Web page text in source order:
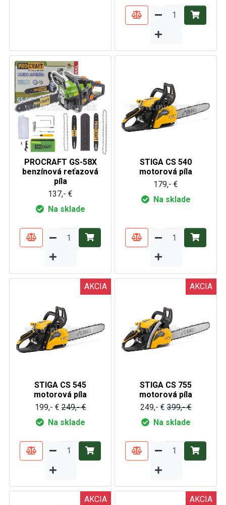
PROCRAFT GS-58X
benzínová reťazová
píla
137,- €
Na sklade
STIGA CS 540
motorová píla
179,- €
Na sklade
AKCIA
STIGA CS 545
motorová píla
199,- € 249,- €
Na sklade
AKCIA
STIGA CS 755
motorová píla
249,- € 399,- €
Na sklade
AKCIA AKCIA